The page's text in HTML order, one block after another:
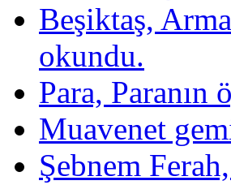
Beşiktaş,
okundu.
Para, Paranın
Muavenet
Şebnem